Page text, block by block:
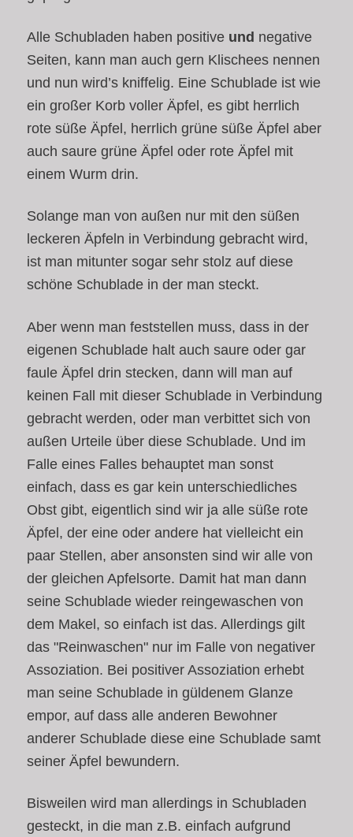
Alle Schubladen haben positive und negative
Seiten, kann man auch gern Klischees nennen
und nun wird’s kniffelig. Eine Schublade ist wie
ein großer Korb voller Äpfel, es gibt herrlich
rote süße Äpfel, herrlich grüne süße Äpfel aber
auch saure grüne Äpfel oder rote Äpfel mit
einem Wurm drin.
Solange man von außen nur mit den süßen
leckeren Äpfeln in Verbindung gebracht wird,
ist man mitunter sogar sehr stolz auf diese
schöne Schublade in der man steckt.
Aber wenn man feststellen muss, dass in der
eigenen Schublade halt auch saure oder gar
faule Äpfel drin stecken, dann will man auf
keinen Fall mit dieser Schublade in Verbindung
gebracht werden, oder man verbittet sich von
außen Urteile über diese Schublade. Und im
Falle eines Falles behauptet man sonst
einfach, dass es gar kein unterschiedliches
Obst gibt, eigentlich sind wir ja alle süße rote
Äpfel, der eine oder andere hat vielleicht ein
paar Stellen, aber ansonsten sind wir alle von
der gleichen Apfelsorte. Damit hat man dann
seine Schublade wieder reingewaschen von
dem Makel, so einfach ist das. Allerdings gilt
das "Reinwaschen" nur im Falle von negativer
Assoziation. Bei positiver Assoziation erhebt
man seine Schublade in güldenem Glanze
empor, auf dass alle anderen Bewohner
anderer Schublade diese eine Schublade samt
seiner Äpfel bewundern.
Bisweilen wird man allerdings in Schubladen
gesteckt, in die man z.B. einfach aufgrund